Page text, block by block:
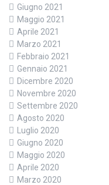
Giugno 2021
Maggio 2021
Aprile 2021
Marzo 2021
Febbraio 2021
Gennaio 2021
Dicembre 2020
Novembre 2020
Settembre 2020
Agosto 2020
Luglio 2020
Giugno 2020
Maggio 2020
Aprile 2020
Marzo 2020